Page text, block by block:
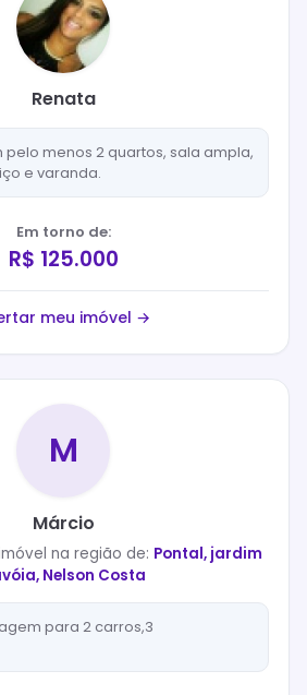
Renata
menos 2 quartos, sala ampla,
e varanda.
Em torno de:
R$ 125.000
meu imóvel →
M
Márcio
na região de: Pontal, jardim
Nelson Costa
para 2 carros,3